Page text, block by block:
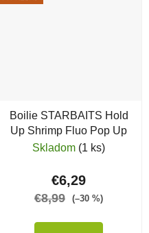
Boilie STARBAITS Hold
Up Shrimp Fluo Pop Up
Skladom (1 ks)
€6,29
€8,99 (–30 %)